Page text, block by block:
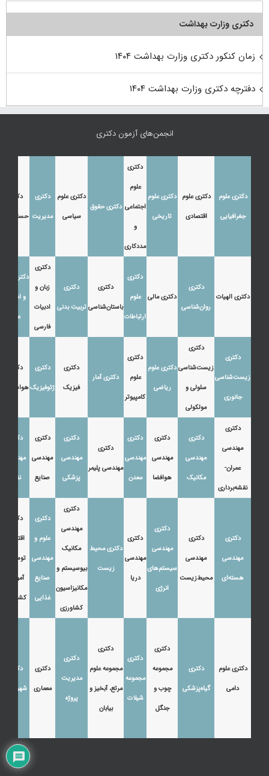
دکتری وزارت بهداشت
زمان کنکور دکتری وزارت بهداشت ۱۴۰۴
دفترچه دکتری وزارت بهداشت ۱۴۰۴
انجمن‌های آزمون دکتری
دکتری علوم
جغرافیایی
دکتری علوم
اقتصادی
دکتری علوم
تاریخی
دکتری
علوم
اجتماعی
و
مددکاری
دکتری حقوق
دکتری علوم
سیاسی
دکتری
مدیریت
دکتری
حسابداری
دکتری الهیات
دکتری
روان‌شناسی
دکتری مالی
دکتری
علوم
ارتباطات
دکتری
باستان‌شناسی
دکتری
تربیت بدنی
دکتری
زبان و
ادبیات
فارسی
دکتری زبان
و ادبیات
عرب
دکتری
زیست‌شناسی
جانوری
دکتری
زیست‌شناسی
سلولی و
مولکولی
دکتری علوم
ریاضی
دکتری
علوم
کامپیوتر
دکتری آمار
دکتری
فیزیک
دکتری
ژئوفیزیک
دکتری
هواشناسی
دکتری
مهندسی
عمران-
نقشه‌برداری
دکتری
مهندسی
مکانیک
دکتری
مهندسی
هوافضا
دکتری
مهندسی
معدن
دکتری
مهندسی پلیمر
دکتری
مهندسی
پزشکی
دکتری
مهندسی
صنایع
دکتری
مهندسی
نفت
دکتری
مهندسی
هسته‌ای
دکتری
مهندسی
محیط‌زیست
دکتری
مهندسی
سیستم‌های
انرژی
دکتری
مهندسی
دریا
دکتری محیط
زیست
دکتری
مهندسی
مکانیک
بیوسیستم و
مکانیزاسیون
کشاورزی
دکتری
علوم و
مهندسی
صنایع
غذایی
دکتری
اقتصاد،
توسعه و
آموزش
کشاورزی
دکتری علوم
دامی
دکتری
گیاه‌پزشکی
دکتری
مجموعه
چوب و
جنگل
دکتری
مجموعه
شیلات
دکتری
مجموعه علوم
مرتع، آبخیز و
بیابان
دکتری
مدیریت
پروژه
دکتری
معماری
دکتری
شهرسازی